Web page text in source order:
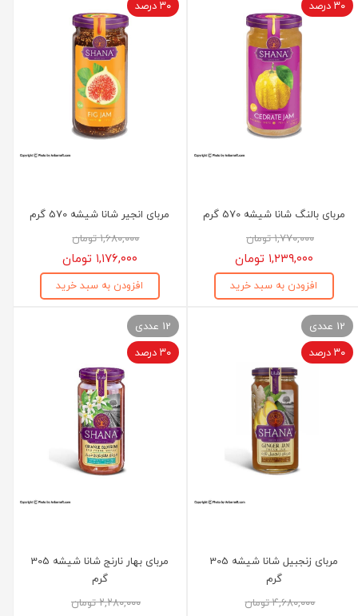
مربای بالنگ شانا شیشه 570 گرم
۱,۷۷۰,۰۰۰ تومان
۱,۲۳۹,۰۰۰ تومان
افزودن به سبد خرید
۳۰ درصد
مربای انجیر شانا شیشه 570 گرم
۱,۶۸۰,۰۰۰ تومان
۱,۱۷۶,۰۰۰ تومان
افزودن به سبد خرید
۳۰ درصد
مربای زنجبیل شانا شیشه 305
گرم
۴,۶۸۰,۰۰۰ تومان
12 عددی
۳۰ درصد
مربای بهار نارنج شانا شیشه 305
گرم
۲,۲۸۰,۰۰۰ تومان
12 عددی
۳۰ درصد